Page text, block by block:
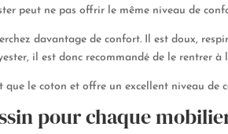
peut ne pas offrir le même niveau de
davantage de confort. Il est doux,
il est donc recommandé de le rentrer
que le coton et offre un excellent niveau de
pour chaque